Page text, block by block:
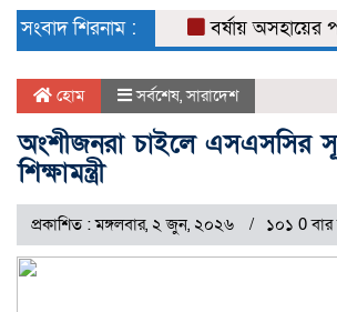
সংবাদ শিরনাম :
বর্ষায় অসহায়ের পাশে
হোম সর্বশেষ,সারাদেশ
অংশীজনরা চাইলে এসএসসির
শিক্ষামন্ত্রী
প্রকাশিত : মঙ্গলবার, ২ জুন, ২০২৬ ১০১ 0 বার